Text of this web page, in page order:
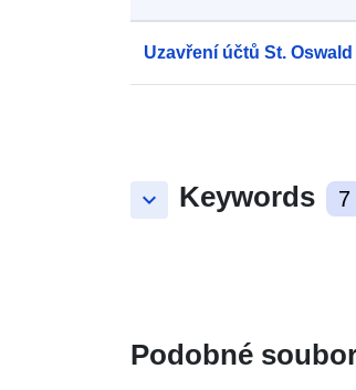
Uzavření účtů St.
keyboard_arrow_down Keywords 7
Podobné